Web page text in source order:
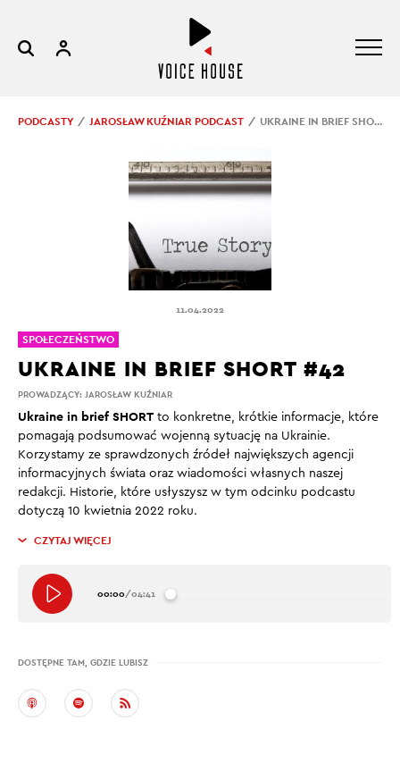
PODCASTY JAROSŁAW KUŹNIAR PODCAST UKRAINE IN BRIEF SHORT #42
11.04.2022
PROWADZĄCY: JAROSŁAW KUŹNIAR
UKRAINE IN BRIEF SHORT #42
Ukraine in brief SHORT to konkretne, krótkie informacje, które
pomagają podsumować wojenną sytuację na Ukrainie.
Korzystamy ze sprawdzonych źródeł największych agencji
informacyjnych świata oraz wiadomości własnych naszej
redakcji. Historie, które usłyszysz w tym odcinku podcastu
dotyczą 10 kwietnia 2022 roku.
CZYTAJ WIĘCEJ
00:00/04:41
DOSTĘPNE TAM, GDZIE LUBISZ
SPOŁECZEŃSTWO